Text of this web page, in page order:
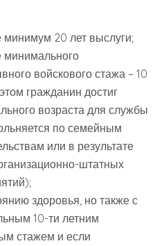
минимум 20 лет выслуги;
минимального
войскового стажа – 10
гражданин достиг
возраста для службы
по семейным
или в результате
штатных
здоровья, но также с
10-ти летним
стажем и если